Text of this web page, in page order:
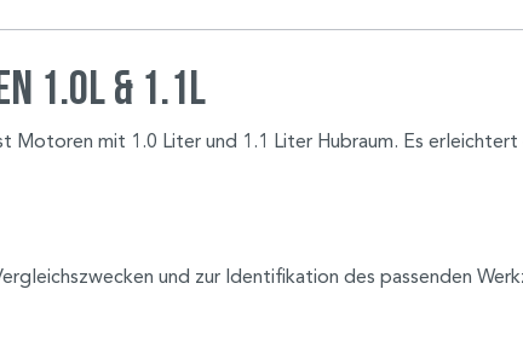
1.0L & 1.1L
Motoren mit 1.0 Liter und 1.1 Liter Hubraum. Es
und zur Identifikation des passenden